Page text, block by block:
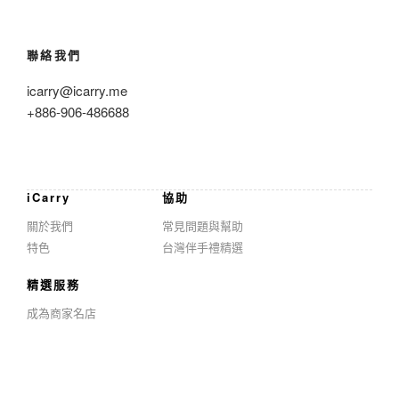
聯絡我們
icarry@icarry.me
+886-906-486688
iCarry
關於我們
特色
協助
常見問題與幫助
台灣伴手禮精選
精選服務
成為商家名店